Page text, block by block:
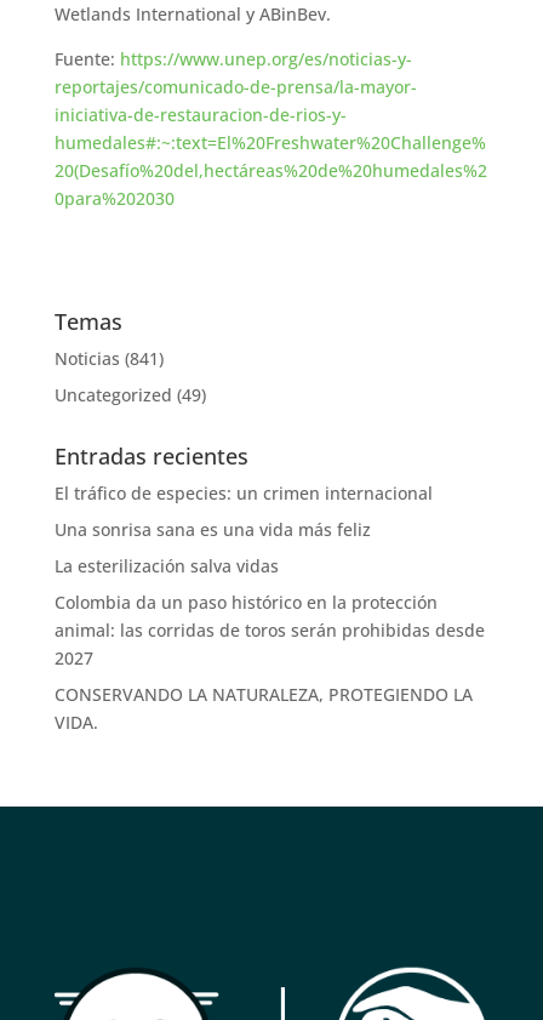
Wetlands International y ABinBev.
Fuente: https://www.unep.org/es/noticias-y-
reportajes/comunicado-de-prensa/la-mayor-
iniciativa-de-restauracion-de-rios-y-
humedales#:~:text=El%20Freshwater%20Challenge%
20(Desafío%20del,hectáreas%20de%20humedales%2
0para%202030
Temas
Noticias (841)
Uncategorized (49)
Entradas recientes
El tráfico de especies: un crimen internacional
Una sonrisa sana es una vida más feliz
La esterilización salva vidas
Colombia da un paso histórico en la protección
animal: las corridas de toros serán prohibidas desde
2027
CONSERVANDO LA NATURALEZA, PROTEGIENDO LA
VIDA.